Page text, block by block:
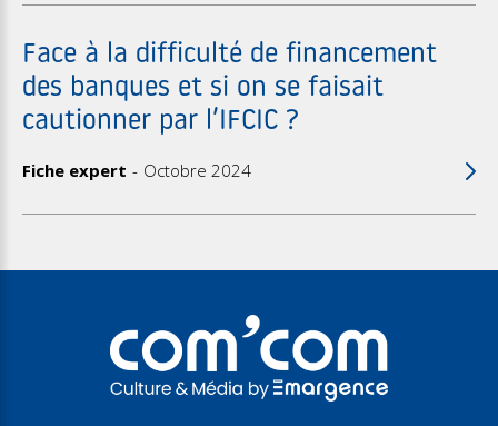
Face à la difficulté de financement
des banques et si on se faisait
cautionner par l’IFCIC ?
Fiche expert Octobre 2024